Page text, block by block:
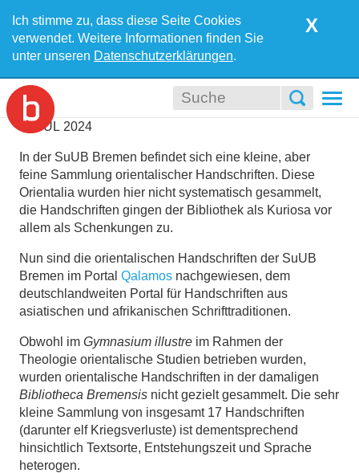
Ich stimme zu, dass diese Seite Cookies
verwendet. Weitere Informationen finden Sie
unter unseren Datenschutzerklärungen.
X
JUL 2024
In der SuUB Bremen befindet sich eine kleine, aber
feine Sammlung orientalischer Handschriften. Diese
Orientalia wurden hier nicht systematisch gesammelt,
die Handschriften gingen der Bibliothek als Kuriosa vor
allem als Schenkungen zu.
Nun sind die orientalischen Handschriften der SuUB
Bremen im Portal Qalamos nachgewiesen, dem
deutschlandweiten Portal für Handschriften aus
asiatischen und afrikanischen Schrifttraditionen.
Obwohl im Gymnasium illustre im Rahmen der
Theologie orientalische Studien betrieben wurden,
wurden orientalische Handschriften in der damaligen
Bibliotheca Bremensis nicht gezielt gesammelt. Die sehr
kleine Sammlung von insgesamt 17 Handschriften
(darunter elf Kriegsverluste) ist dementsprechend
hinsichtlich Textsorte, Entstehungszeit und Sprache
heterogen.